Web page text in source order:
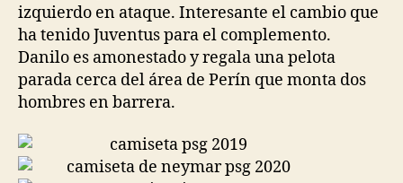
izquierdo en ataque. Interesante el cambio que
ha tenido Juventus para el complemento.
Danilo es amonestado y regala una pelota
parada cerca del área de Perín que monta dos
hombres en barrera.